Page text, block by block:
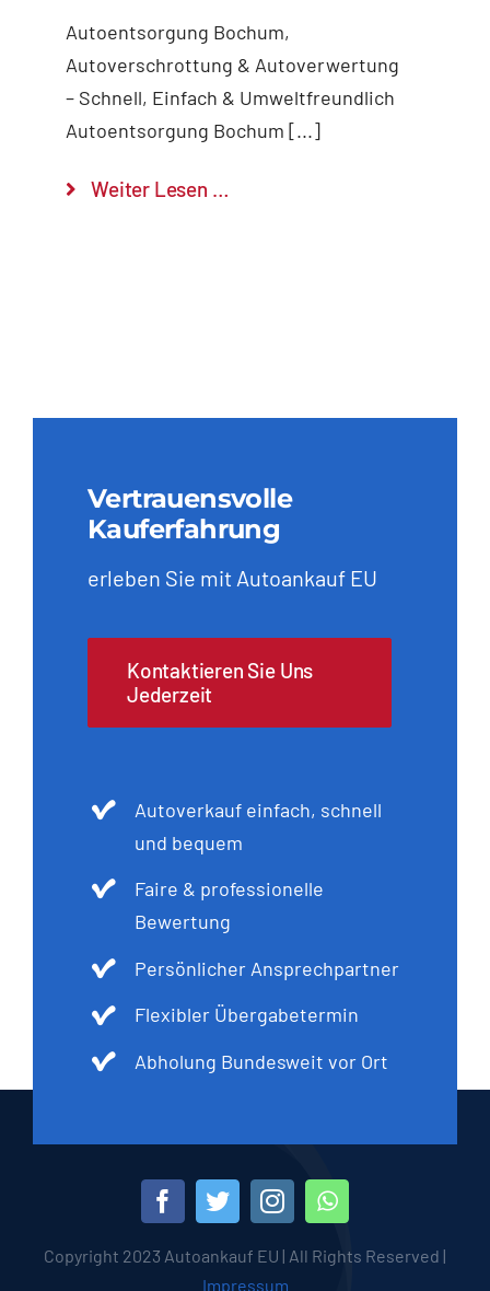
Autoentsorgung Bochum,
Autoverschrottung & Autoverwertung
– Schnell, Einfach & Umweltfreundlich
Autoentsorgung Bochum [...]
Weiter Lesen …
Vertrauensvolle
Kauferfahrung
erleben Sie mit Autoankauf EU
Kontaktieren Sie Uns
Jederzeit
Autoverkauf einfach, schnell
und bequem
Faire & professionelle
Bewertung
Persönlicher Ansprechpartner
Flexibler Übergabetermin
Abholung Bundesweit vor Ort
Copyright 2023 Autoankauf EU | All Rights Reserved |
Impressum